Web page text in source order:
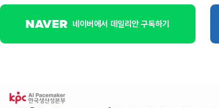
네이버에서 데일리안 구독하기